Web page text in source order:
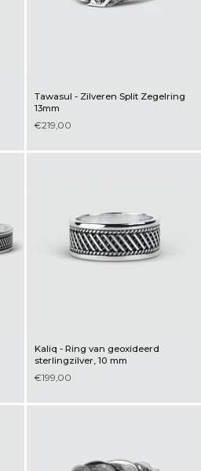
Tawasul - Zilveren Split Zegelring
13mm
€219,00
Kaliq - Ring van geoxideerd
sterlingzilver, 10 mm
€199,00